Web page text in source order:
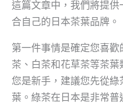
這篇文章中，我們將提
合自己的日本茶葉品牌。
第一件事情是確定您喜
茶、白茶和花草茶等茶
您是新手，建議您先從
葉。綠茶在日本是非常